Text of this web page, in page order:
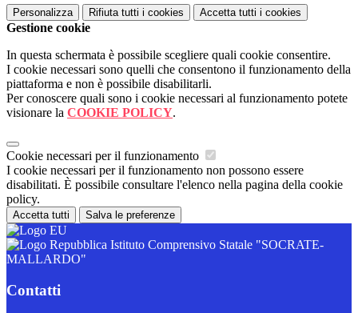
Personalizza Rifiuta tutti i cookies Accetta tutti i cookies
Gestione cookie
In questa schermata è possibile scegliere quali cookie consentire.
I cookie necessari sono quelli che consentono il funzionamento della
piattaforma e non è possibile disabilitarli.
Per conoscere quali sono i cookie necessari al funzionamento potete
visionare la COOKIE POLICY.
Cookie necessari per il funzionamento
I cookie necessari per il funzionamento non possono essere
disabilitati. È possibile consultare l'elenco nella pagina della cookie
policy.
Accetta tutti Salva le preferenze
Istituto Comprensivo Statale "SOCRATE-
MALLARDO"
Contatti